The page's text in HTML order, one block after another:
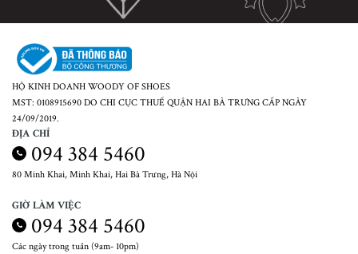
HỘ KINH DOANH WOODY OF SHOES
MST: 0108915690 DO CHI CỤC THUẾ QUẬN HAI BÀ TRƯNG CẤP NGÀY
24/09/2019.
ĐỊA CHỈ
094 384 5460
80 Minh Khai, Minh Khai, Hai Bà Trưng, Hà Nội
GIỜ LÀM VIỆC
094 384 5460
Các ngày trong tuần (9am- 10pm)